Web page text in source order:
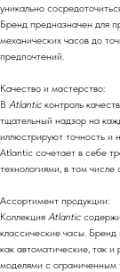
уникально
Бренд предназначен для
механических часов до
предпочтений.
Качество и мастерство:
В Atlanticконтроль
тщательный надзор на
иллюстрируют точность
Atlantic сочетает в себе
технологиями, в том
Ассортимент продукции:
Коллекция Atlantic
классические часы. Бренд
как автоматические, так
моделями с ограниченным